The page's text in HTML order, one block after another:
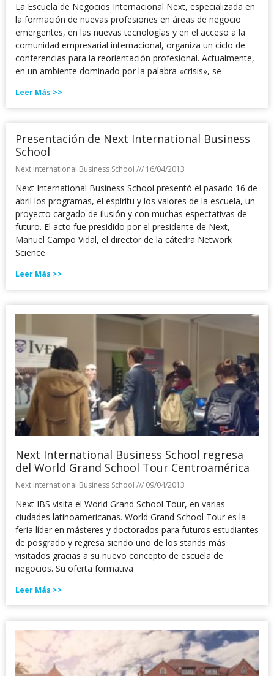
La Escuela de Negocios Internacional Next, especializada en
la formación de nuevas profesiones en áreas de negocio
emergentes, en las nuevas tecnologías y en el acceso a la
comunidad empresarial internacional, organiza un ciclo de
conferencias para la reorientación profesional. Actualmente,
en un ambiente dominado por la palabra «crisis», se
Leer Más >>
Presentación de Next International Business
School
Next International Business School 16/04/2013
Next International Business School presentó el pasado 16 de
abril los programas, el espíritu y los valores de la escuela, un
proyecto cargado de ilusión y con muchas espectativas de
futuro. El acto fue presidido por el presidente de Next,
Manuel Campo Vidal, el director de la cátedra Network
Science
Leer Más >>
Next International Business School regresa
del World Grand School Tour Centroamérica
Next International Business School 09/04/2013
Next IBS visita el World Grand School Tour, en varias
ciudades latinoamericanas. World Grand School Tour es la
feria líder en másteres y doctorados para futuros estudiantes
de posgrado y regresa siendo uno de los stands más
visitados gracias a su nuevo concepto de escuela de
negocios. Su oferta formativa
Leer Más >>